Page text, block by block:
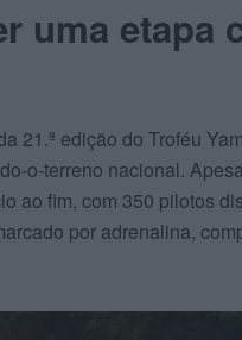
uma etapa
21.ª edição do Troféu
nacional.
ao fim, com 350 pilotos
por adrenalina,